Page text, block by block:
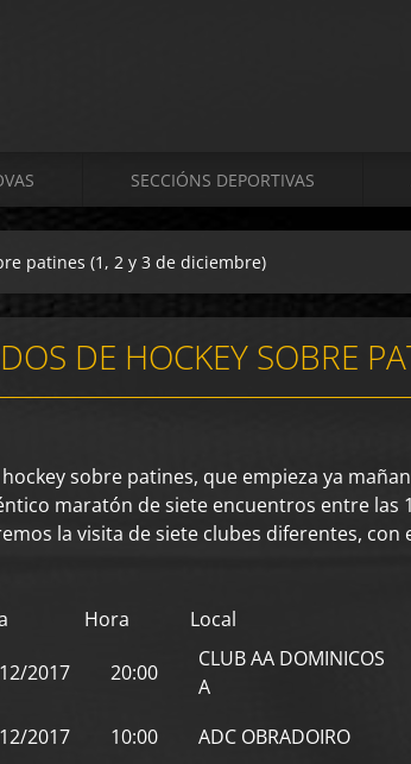
SECCIÓNS DEPORTIVAS
patines (1, 2 y 3 de diciembre)
DE HOCKEY SOBRE
sobre patines, que empieza ya
maratón de siete encuentros entre las
la visita de siete clubes diferentes, con
Hora Local
2017 20:00
CLUB AA DOMINICOS
A
2017 10:00 ADC OBRADOIRO